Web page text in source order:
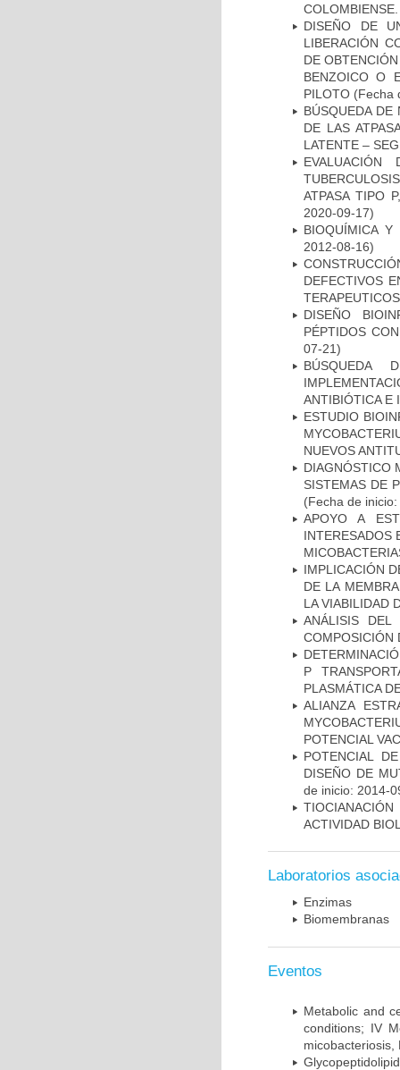
COLOMBIENSE.
DISEÑO DE
LIBERACIÓN
DE
BENZOICO O
PILOTO (Fecha
BÚSQUEDA DE
DE LAS
LATENTE –
ATPASA TIPO
2020-09-17)
BIOQUÍMICA Y
2012-08-16)
DEFECTIVOS
DISEÑO
PÉPTIDOS
07-21)
BÚSQUEDA
ANTIBIÓTICA E
ESTUDIO
NUEVOS
DIAGNÓSTICO
SISTEMAS DE
(Fecha de
APOYO A
INTERESADOS
IMPLICACIÓN
DE LA
LA VIABILIDAD
ANÁLISIS DEL
COMPOSICIÓN
P
PLASMÁTICA
ALIANZA
POTENCIAL
POTENCIAL
DISEÑO DE
de inicio: 2014-
ACTIVIDAD
Laboratorios
Enzimas
Biomembranas
Eventos
Metabolic and
conditions; IV
micobacteriosis,